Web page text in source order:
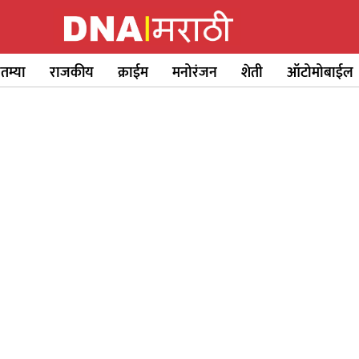
राजकीय क्राईम मनोरंजन शेती ऑटोमोबाईल